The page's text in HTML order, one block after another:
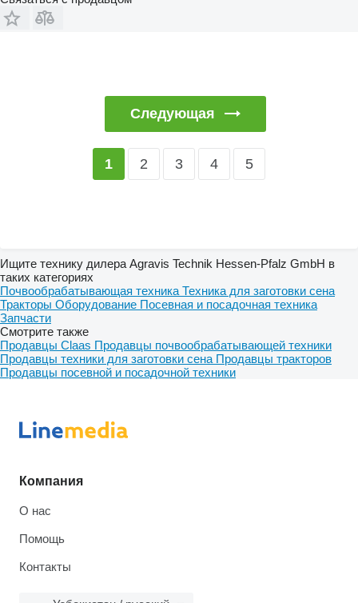
Следующая
1 2 3 4 5
Ищите технику дилера Agravis Technik Hessen-Pfalz GmbH в
таких категориях
Почвообрабатывающая техника Техника для заготовки сена
Тракторы Оборудование Посевная и посадочная техника
Запчасти
Смотрите также
Продавцы Claas Продавцы почвообрабатывающей техники
Продавцы техники для заготовки сена Продавцы тракторов
Продавцы посевной и посадочной техники
Компания
О нас
Помощь
Контакты